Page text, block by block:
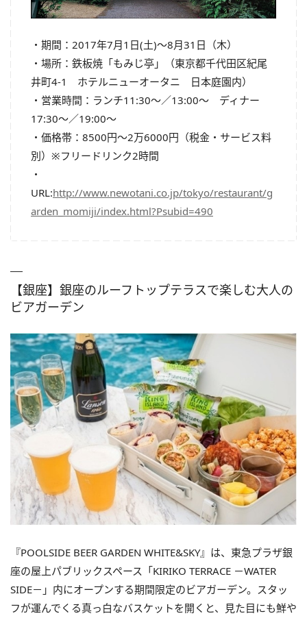
・期間：2017年7月1日(土)～8月31日（木）
・場所：鉄板焼「もみじ亭」（東京都千代田区紀尾
井町4-1 ホテルニューオータニ 日本庭園内）
・営業時間：ランチ11:30～／13:00～ ディナー
17:30～／19:00～
・価格帯：8500円～2万6000円（税金・サービス料
別）※フリードリンク2時間
・
URL:http://www.newotani.co.jp/tokyo/restaurant/g
arden_momiji/index.html?Psubid=490
【銀座】銀座のルーフトップテラスで楽しむ大人の
ビアガーデン
『POOLSIDE BEER GARDEN WHITE&SKY』は、東急プラザ銀
座の屋上パブリックスペース「KIRIKO TERRACE －WATER
SIDE－」内にオープンする期間限定のビアガーデン。スタッ
フが運んでくる真っ白なバスケットを開くと、見た目にも鮮や